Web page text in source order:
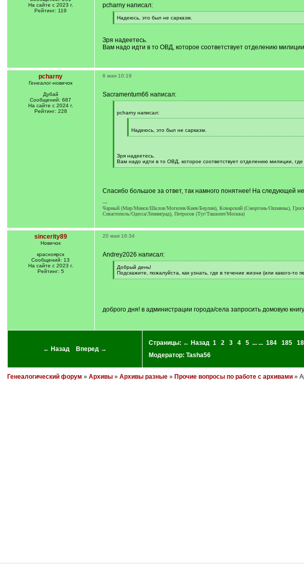
На сайте с 2023 г.
Рейтинг: 119
pcharny написал:
[
q
Надеюсь, это был не сарказм.
[
]
Зря надеетесь.
Вам надо идти в то ОВД, которое соответствует отделению
pcharny
Генеалог-новичок
Дубай
Сообщений: 687
На сайте с 2024 г.
Рейтинг: 228
6 мая 10:19
Sacramentum66 написал:
q
pcharny написал:
q
]
Надеюсь, это был не сарказм.
[
Зря надеетесь.
Вам надо идти в то ОВД, которое соответствует отделению милиции, где
[
Спасибо большое за ответ, так намного понятнее! На следующей
---
Чарный (Мир/Минск/Шклов/Могилев/Киев/Берлин), Коварский (Сморгонь/Ошмяны),
Севастополь/Одесса/Ленинград), Петросов (Туг/Ташкент/Москва)
sincerity89
Новичок
красноярск
Сообщений: 13
На сайте с 2023 г.
Рейтинг: 5
20 мая 16:34
Andrey2026 написал:
[
q
]
Добрый день!
Подскажите, пожалуйста, как узнать, где в течение жизни (или какого-то
[
доброго дня! в администрации города/села запросить домовую
← Назад Вперед →
Страницы: ← Назад 1 2 3 4 5 ... ... 184 185
Модератор: Tasha56
Генеалогический форум » Архивы» Архивы разные» Прочие вопросы по работе с архивами»